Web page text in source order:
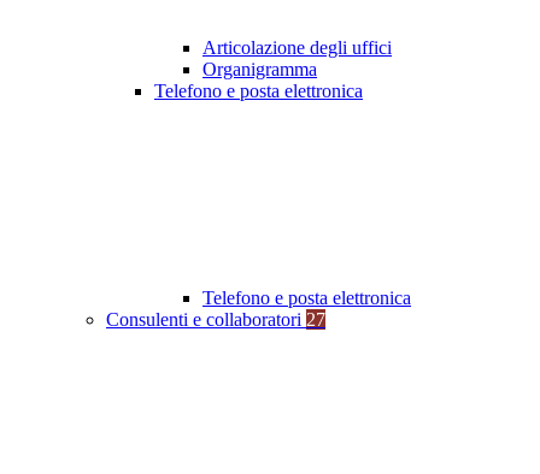
Articolazione degli uffici
Organigramma
Telefono e posta elettronica
Telefono e posta elettronica
Consulenti e collaboratori 27